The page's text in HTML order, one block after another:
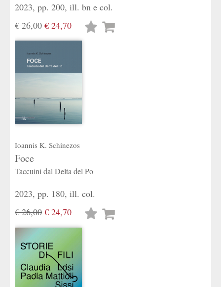
2023, pp. 200, ill. bn e col.
€ 26,00 € 24,70
Lista
Ioannis K. Schinezos
Foce
Taccuini dal Delta del Po
2023, pp. 180, ill. col.
€ 26,00 € 24,70
Lista